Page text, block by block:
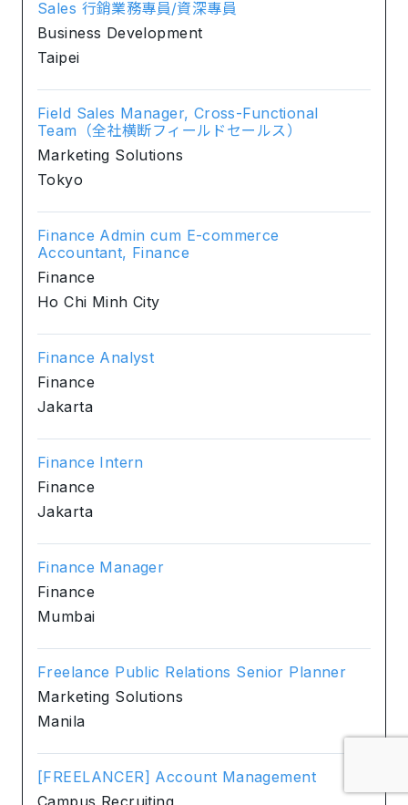
Sales 行銷業務專員/資深專員
Business Development
Taipei
Field Sales Manager, Cross-Functional
Team（全社横断フィールドセールス）
Marketing Solutions
Tokyo
Finance Admin cum E-commerce
Accountant, Finance
Finance
Ho Chi Minh City
Finance Analyst
Finance
Jakarta
Finance Intern
Finance
Jakarta
Finance Manager
Finance
Mumbai
Freelance Public Relations Senior Planner
Marketing Solutions
Manila
[FREELANCER] Account Management
Campus Recruiting